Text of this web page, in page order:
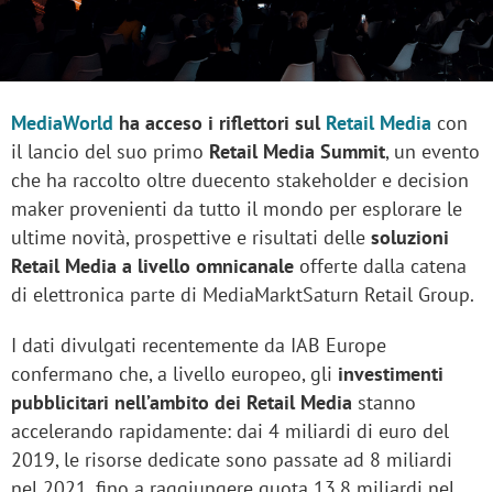
MediaWorld ha acceso i riflettori sul Retail Media con
il lancio del suo primo Retail Media Summit, un evento
che ha raccolto oltre duecento stakeholder e decision
maker provenienti da tutto il mondo per esplorare le
ultime novità, prospettive e risultati delle soluzioni
Retail Media a livello omnicanale offerte dalla catena
di elettronica parte di MediaMarktSaturn Retail Group.
I dati divulgati recentemente da IAB Europe
confermano che, a livello europeo, gli investimenti
pubblicitari nell’ambito dei Retail Media stanno
accelerando rapidamente: dai 4 miliardi di euro del
2019, le risorse dedicate sono passate ad 8 miliardi